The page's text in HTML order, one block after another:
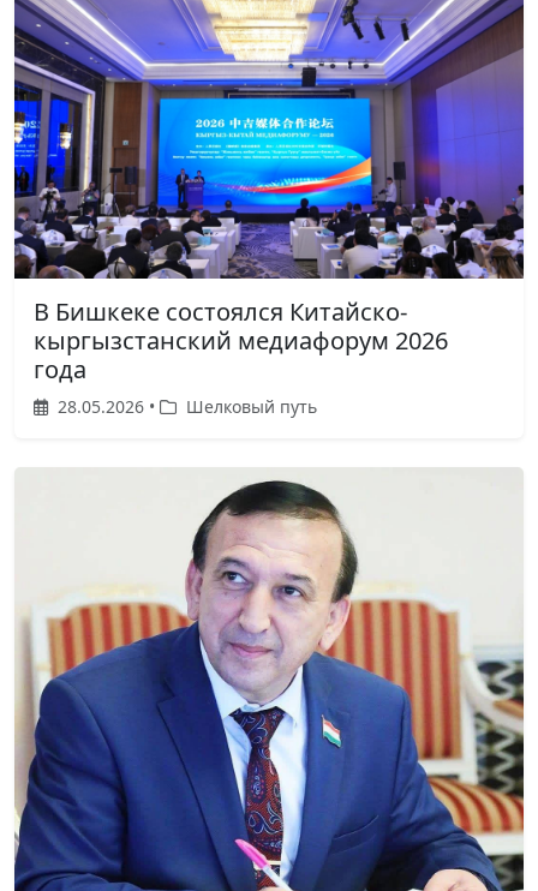
В Бишкеке состоялся Китайско-
кыргызстанский медиафорум 2026
года
28.05.2026 • Шелковый путь